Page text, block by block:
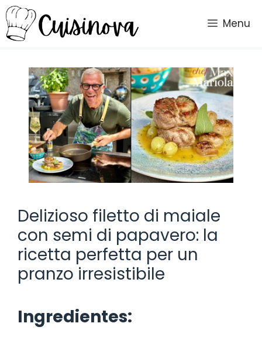
Vai
al
contenuto
Menu
Delizioso filetto di maiale
con semi di papavero: la
ricetta perfetta per un
pranzo irresistibile
Ingredientes: